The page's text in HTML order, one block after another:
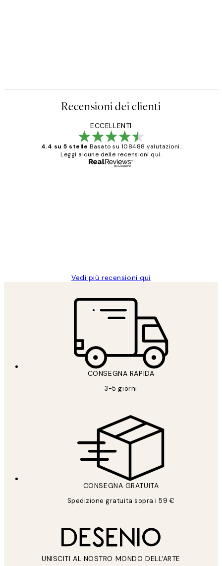
Recensioni dei clienti
ECCELLENTI
4.4 su 5 stelle Basato su 108488 valutazioni.
Leggi alcune delle recensioni qui.
Vedi più recensioni qui
CONSEGNA RAPIDA
3-5 giorni
CONSEGNA GRATUITA
Spedizione gratuita sopra i 59 €
UNISCITI AL NOSTRO MONDO DELL'ARTE